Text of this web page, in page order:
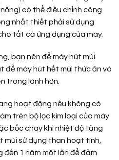
có thể điều chỉnh công
nhất thiết phải sử dụng
tất cả ứng dụng của máy.
bạn nên để máy hút mùi
để máy hút hết mùi thức ăn và
trong lành hơn.
hoạt động nếu không có
trên bộ lọc kim loại của máy
bốc cháy khi nhiệt độ tăng
mùi sử dụng than hoạt tính,
1 năm một lần để đảm